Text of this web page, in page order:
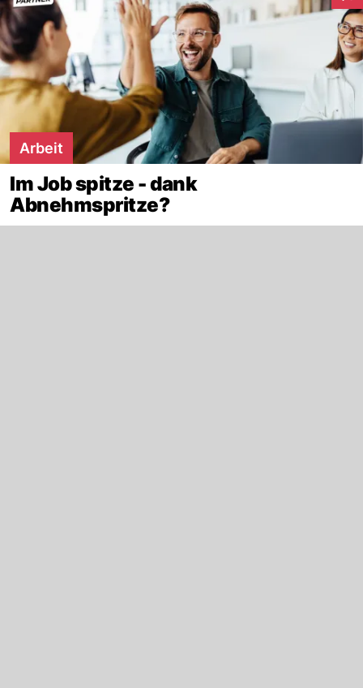
Arbeit
Im Job spitze - dank
Abnehmspritze?